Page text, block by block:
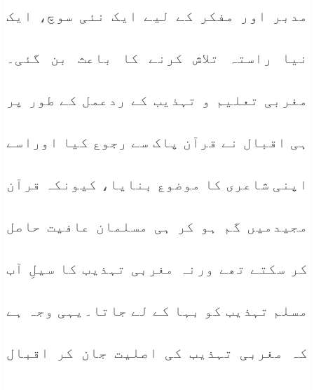
مدبر اور مفکر کے لیے ایک نئی سوچ، ایک
نیا راستہ تلاش کرنے کا باعث بن گئی۔
مغربی تعلیم و تہذیب کے ردعمل کے طور پر
ہی اقبال نے قرآن پاک سے رجوع کیا اوراسے
اپنی شاعری کا موضوع بنایا، کیونکہ قرآن
مجیدمیں گم ہو کر ہی مسلمان عافیت حاصل
کر سکتے تھے ورنہ مغربی تہذیب کا سیلِ آب
مسلم تہذیب کو بہا کے لے جاتا۔یہی وجہ ہے
کہ مغربی تہذیب کی اصلیت جان کر اقبال